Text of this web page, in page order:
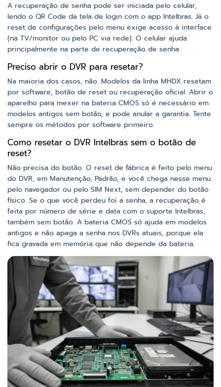
A recuperação de senha pode ser iniciada pelo celular,
lendo o QR Code da tela de login com o app Intelbras. Já o
reset de configurações pelo menu exige acesso à interface
(na TV/monitor ou pelo PC via rede). O celular ajuda
principalmente na parte de recuperação de senha.
Preciso abrir o DVR para resetar?
Na maioria dos casos, não. Modelos da linha MHDX resetam
por software, botão de reset ou recuperação oficial. Abrir o
aparelho para mexer na bateria CMOS só é necessário em
modelos antigos sem botão, e pode anular a garantia. Tente
sempre os métodos por software primeiro.
Como resetar o DVR Intelbras sem o botão de
reset?
Não precisa do botão. O reset de fábrica é feito pelo menu
do DVR, em Manutenção, Padrão, e você chega nesse menu
pelo navegador ou pelo SIM Next, sem depender do botão
físico. Se o que você perdeu foi a senha, a recuperação é
feita por número de série e data com o suporte Intelbras,
também sem botão. A bateria CMOS só ajuda em modelos
antigos e não apaga a senha nos DVRs atuais, porque ela
fica gravada em memória que não depende da bateria.